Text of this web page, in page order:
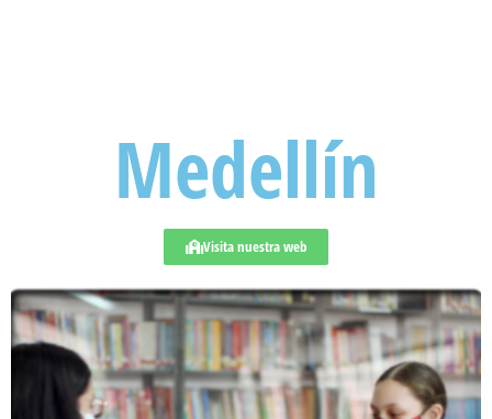
Medellín
Visita nuestra web